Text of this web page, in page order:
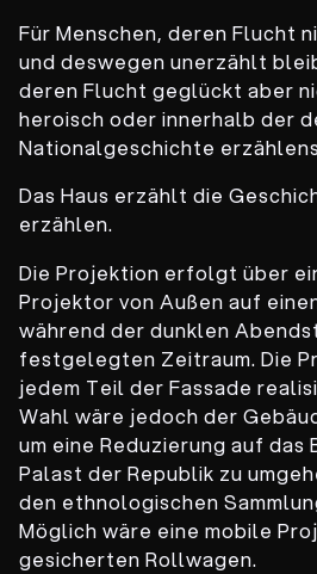
Für Menschen, deren Flucht
und deswegen unerzählt
deren Flucht geglückt aber
heroisch oder innerhalb der
Nationalgeschichte
Das Haus erzählt die
erzählen.
Die Projektion erfolgt über
Projektor von Außen auf
während der dunklen
festgelegten Zeitraum. Die
jedem Teil der Fassade
Wahl wäre jedoch der
um eine Reduzierung auf
Palast der Republik zu
den ethnologischen
Möglich wäre eine mobile
gesicherten Rollwagen.